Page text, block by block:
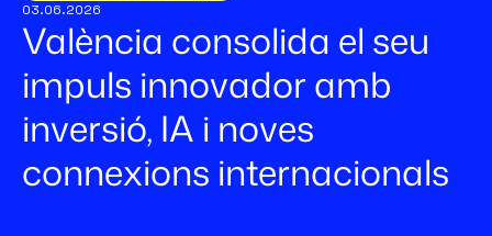
03.06.2026
València consolida el seu
impuls innovador amb
inversió, IA i noves
connexions internacionals